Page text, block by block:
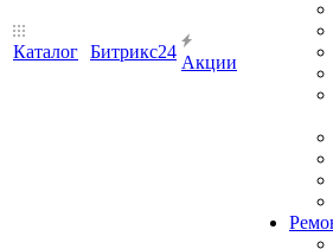
Каталог Битрикс24
Акции